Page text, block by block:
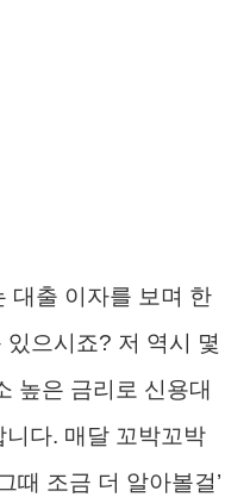
대출 이자를 보며 한
으시죠? 저 역시 몇
높은 금리로 신용대
다. 매달 꼬박꼬박
때 조금 더 알아볼걸’